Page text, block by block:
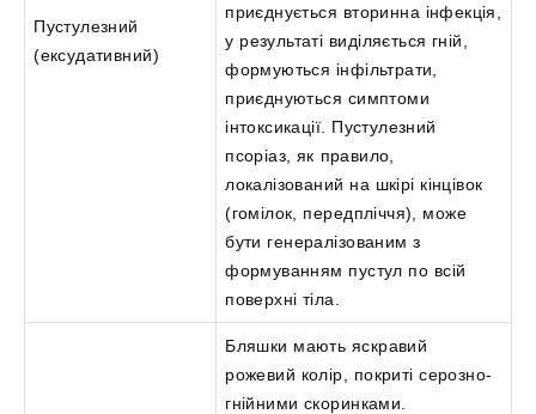
Пустулезний
(ексудативний)
приєднується вторинна інфекція,
у результаті виділяється гній,
формуються інфільтрати,
приєднуються симптоми
інтоксикації. Пустулезний
псоріаз, як правило,
локалізований на шкірі кінцівок
(гомілок, передпліччя), може
бути генералізованим з
формуванням пустул по всій
поверхні тіла.
Бляшки мають яскравий
рожевий колір, покриті серозно-
гнійними скоринками.